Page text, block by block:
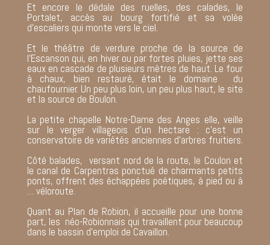
Et encore le dédale des ruelles, des calades, le
Portalet, accès au bourg fortifié et sa volée
d’escaliers qui monte vers le ciel.
Et le théâtre de verdure proche de la source de
l’Escanson qui, en hiver ou par fortes pluies, jette ses
eaux en cascade de plusieurs mètres de haut. Le four
à chaux, bien restauré, était le domaine du
chaufournier. Un peu plus loin, un peu plus haut, le site
et la source de Boulon.
La petite chapelle Notre-Dame des Anges elle, veille
sur le verger villageois d’un hectare : c’est un
conservatoire de variétés anciennes d’arbres fruitiers.
Côté balades, versant nord de la route, le Coulon et
le canal de Carpentras ponctué de charmants petits
ponts, offrent des échappées poétiques, à pied ou à
… véloroute.
Quant au Plan de Robion, il accueille pour une bonne
part, les néo-Robionnais qui travaillent pour beaucoup
dans le bassin d’emploi de Cavaillon.